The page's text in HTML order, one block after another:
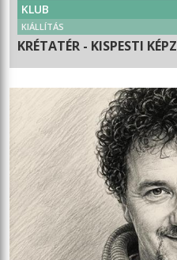
KLUB
KIÁLLÍTÁS
KRÉTATÉR - KISPESTI